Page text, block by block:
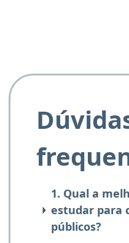
1. Qual a
estudar para
públicos?